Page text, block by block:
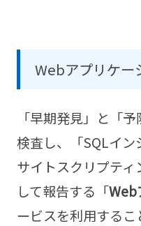
Webアプリケー
「早期発見」と「
検査し、「SQLイ
サイトスクリプテ
して報告する「Web
ービスを利用する